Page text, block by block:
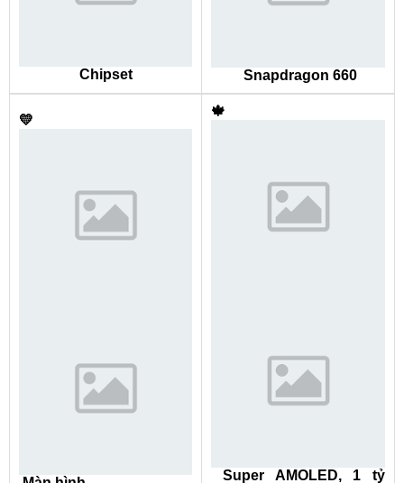
Chipset Snapdragon 660
💛
🍁
Super AMOLED, 1 tỷ